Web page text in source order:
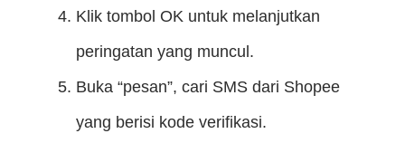
Klik tombol OK untuk melanjutkan
peringatan yang muncul.
Buka “pesan”, cari SMS dari Shopee
yang berisi kode verifikasi.